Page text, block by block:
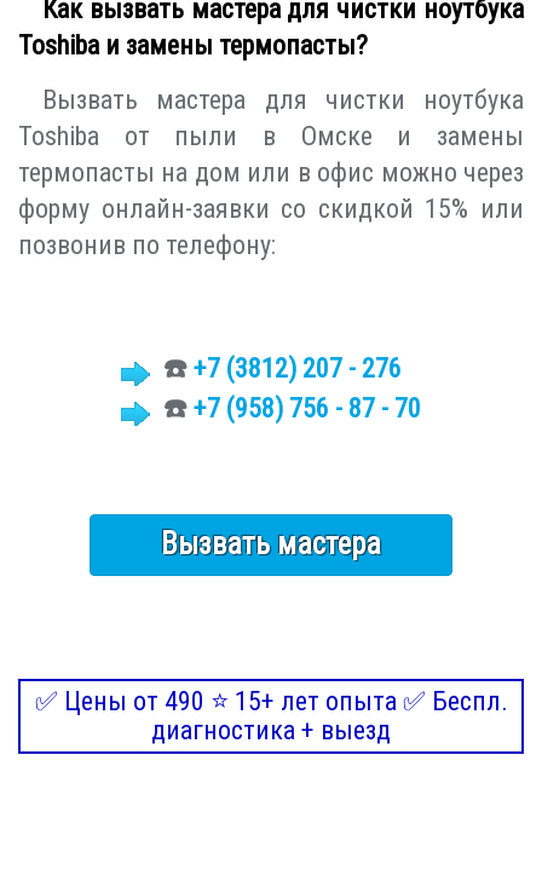
Как вызвать мастера для чистки ноутбука
Toshiba и замены термопасты?
Вызвать мастера для чистки ноутбука
Toshiba от пыли в Омске и замены
термопасты на дом или в офис можно через
форму онлайн-заявки со скидкой 15% или
позвонив по телефону:
☎️ +7 (3812) 207 - 276
☎️ +7 (958) 756 - 87 - 70
Вызвать мастера
✅ Цены от 490 ⭐ 15+ лет опыта ✅ Беспл.
диагностика + выезд